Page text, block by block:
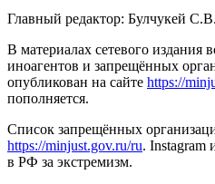
Главный редактор: Булчукей С.В.
В материалах сетевого
иноагентов и запрещённых
опубликован на сайте https://
пополняется.
Список запрещённых
https://minjust.gov.ru/ru. Instagram
в РФ за экстремизм.